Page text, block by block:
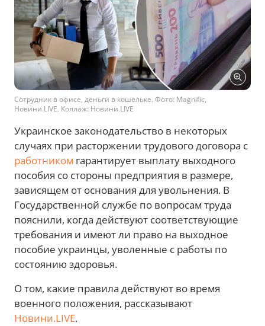
Сотрудник в офисе, деньги в кошельке. Фото: Magnific,
Новини.LIVE. Коллаж: Новини.LIVE
Украинское законодательство в некоторых
случаях при расторжении трудового договора с
работником гарантирует выплату выходного
пособия со стороны предприятия в размере,
зависящем от основания для увольнения. В
Государственной службе по вопросам труда
пояснили, когда действуют соответствующие
требования и имеют ли право на выходное
пособие украинцы, уволенные с работы по
состоянию здоровья.
О том, какие правила действуют во время
военного положения, рассказывают
Новини.LIVE.